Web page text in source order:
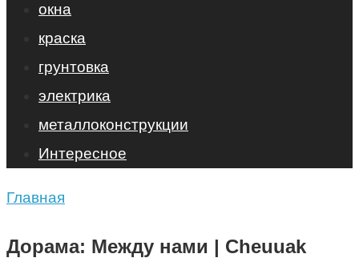
окна
краска
грунтовка
электрика
металлоконструкции
Интересное
Главная
Дорама: Между нами | Cheuuak